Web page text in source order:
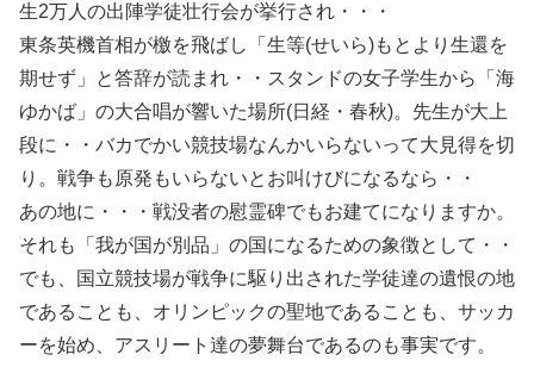
生2万人の出陣学徒壮行会が挙行され・・・
東条英機首相が檄を飛ばし「生等(せいら)もとより生還を
期せず」と答辞が読まれ・・スタンドの女子学生から「海
ゆかば」の大合唱が響いた場所(日経・春秋)。先生が大上
段に・・バカでかい競技場なんかいらないって大見得を切
り。戦争も原発もいらないとお叫けびになるなら・・
あの地に・・・戦没者の慰霊碑でもお建てになりますか。
それも「我が国が別品」の国になるための象徴として・・
でも、国立競技場が戦争に駆り出された学徒達の遺恨の地
であることも、オリンピックの聖地であることも、サッカ
ーを始め、アスリート達の夢舞台であるのも事実です。